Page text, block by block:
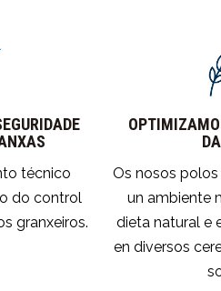
técnico
do control
granxeiros.
Os nosos
un ambiente
dieta natural e
en diversos